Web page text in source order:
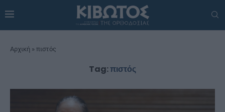
Αρχική » πιστός
Tag:πιστός